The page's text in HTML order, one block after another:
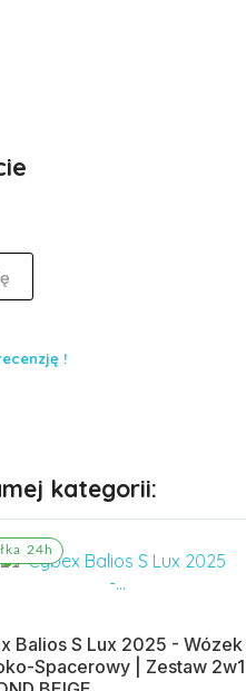
kategorii:
24h
Balios S Lux 2025 - Wózek
Spacerowy | Zestaw 2w1 |
!